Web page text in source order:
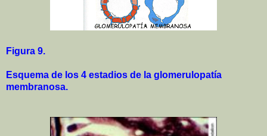
Figura 9.
Esquema de los 4 estadios de la glomerulopatía
membranosa.